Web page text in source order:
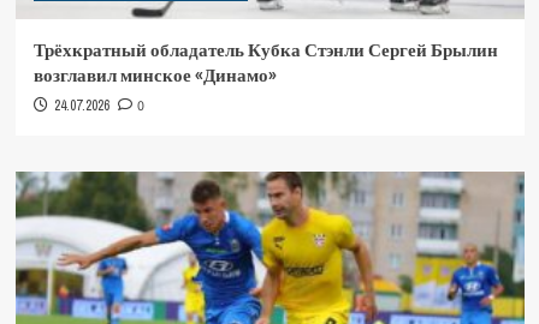
Трёхкратный обладатель Кубка Стэнли Сергей Брылин
возглавил минское «Динамо»
24.07.2026 0